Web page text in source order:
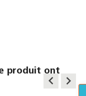
produit ont
keyboard_arrow_left keyboard_arrow_right